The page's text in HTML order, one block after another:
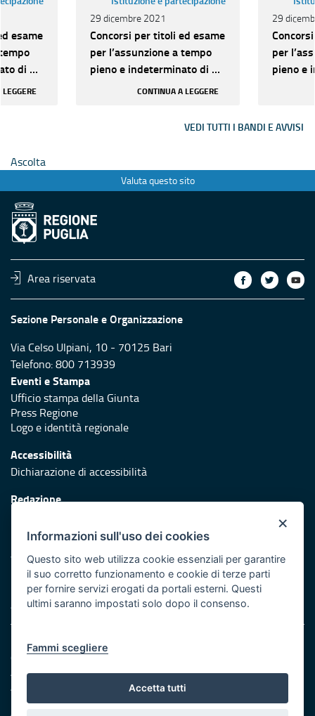
esame
di n.
C per
29 dicembre 2021
Concorsi per titoli ed esame
per l’assunzione a tempo
pieno e indeterminato di n.
306 unità di categoria C per
CONTINUA A LEGGERE
29
per
pieno e
VEDI TUTTI I BANDI E AVVISI
Ascolta
Valuta questo sito
Area riservata
Sezione Personale e Organizzazione
Via Celso Ulpiani, 10 - 70125 Bari
Telefono: 800 713939
Eventi e Stampa
Ufficio stampa della Giunta
Press Regione
Logo e identità regionale
Accessibilità
Dichiarazione di accessibilità
Redazione
Protezione civile
Vai al sito di Protezione Civile Puglia
Iniziativa finanziata con risorse del POR Puglia 2014/2020 -
Asse XI
Note legali
Cookie e privacy
Amministrazione trasparente
Atti di notifica
Feed RSS
×
Informazioni sull'uso dei cookies
Questo sito web utilizza cookie essenziali per garantire
il suo corretto funzionamento e cookie di terze parti
per fornire servizi erogati da portali esterni. Questi
ultimi saranno impostati solo dopo il consenso.
Fammi scegliere
Accetta tutti